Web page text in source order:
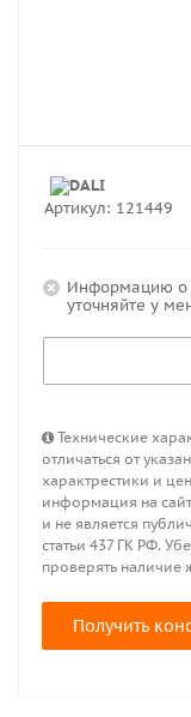
Артикул: 121449
Информацию о
уточняйте у
Технические
отличаться от
характрестики и
информация на
и не является
статьи 437 ГК РФ.
проверять наличие
Получить